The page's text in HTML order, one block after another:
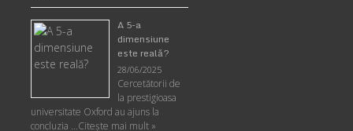
A 5-a
dimensiune
este reală?
28/06/2025
Cercetătorii de
la prestigioasa
universitate Oxford au ajuns la
concluzia …Citește mai mult »